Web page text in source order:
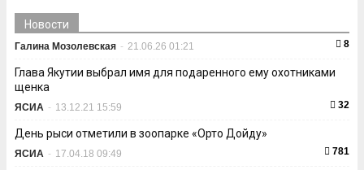
Новости
Галина Мозолевская - 21.06.26 01:21 8
Глава Якутии выбрал имя для подаренного ему охотниками
щенка
ЯСИА - 13.12.21 15:59 32
День рыси отметили в зоопарке «Орто Дойду»
ЯСИА - 17.04.18 09:49 781